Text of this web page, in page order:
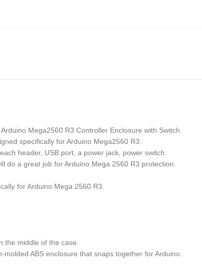
Mega2560 R3 Controller Enclosure with Switch
specifically for Arduino Mega2560 R3.
header, USB port, a power jack, power switch.
do a great job for Arduino Mega 2560 R3 protection.
for Arduino Mega 2560 R3.
the middle of the case.
ABS enclosure that snaps together for Arduino.